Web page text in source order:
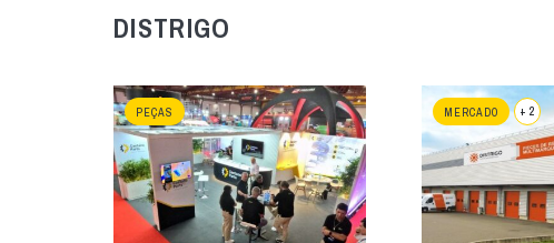
DISTRIGO
PEÇAS MERCADO + 2